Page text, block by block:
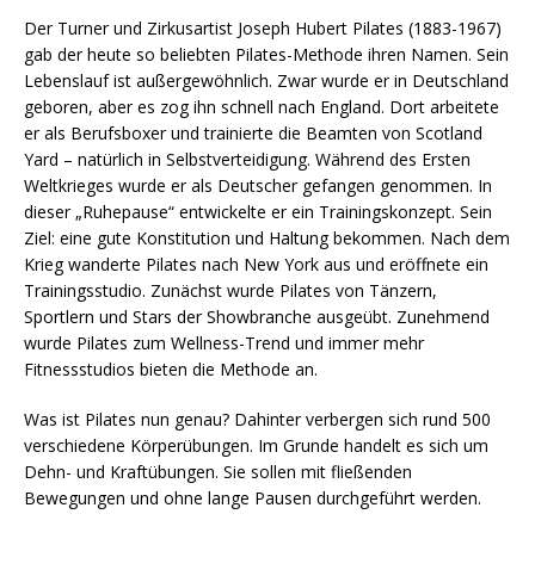
Der Turner und Zirkusartist Joseph Hubert Pilates (1883-1967)
gab der heute so beliebten Pilates-Methode ihren Namen. Sein
Lebenslauf ist außergewöhnlich. Zwar wurde er in Deutschland
geboren, aber es zog ihn schnell nach England. Dort arbeitete
er als Berufsboxer und trainierte die Beamten von Scotland
Yard – natürlich in Selbstverteidigung. Während des Ersten
Weltkrieges wurde er als Deutscher gefangen genommen. In
dieser „Ruhepause“ entwickelte er ein Trainingskonzept. Sein
Ziel: eine gute Konstitution und Haltung bekommen. Nach dem
Krieg wanderte Pilates nach New York aus und eröffnete ein
Trainingsstudio. Zunächst wurde Pilates von Tänzern,
Sportlern und Stars der Showbranche ausgeübt. Zunehmend
wurde Pilates zum Wellness-Trend und immer mehr
Fitnessstudios bieten die Methode an.
Was ist Pilates nun genau? Dahinter verbergen sich rund 500
verschiedene Körperübungen. Im Grunde handelt es sich um
Dehn- und Kraftübungen. Sie sollen mit fließenden
Bewegungen und ohne lange Pausen durchgeführt werden.